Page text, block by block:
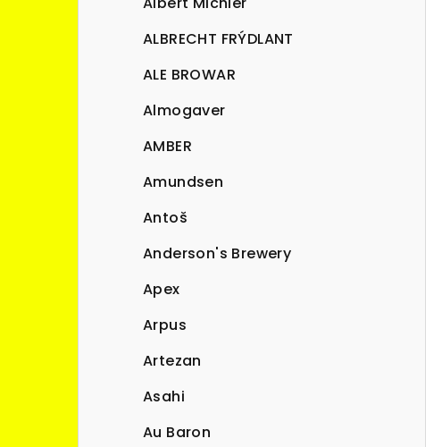
ALBRECHT FRÝDLANT
ALE BROWAR
Almogaver
AMBER
Amundsen
Antoš
Anderson's Brewery
Apex
Arpus
Artezan
Asahi
Au Baron